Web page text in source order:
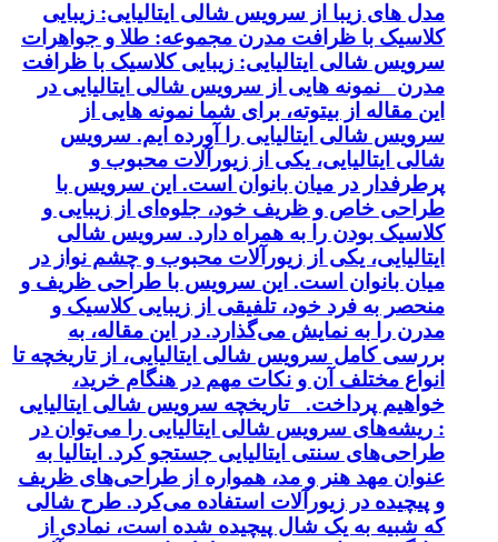
مدل های زیبا از سرویس شالی ایتالیایی: زیبایی
کلاسیک با ظرافت مدرن مجموعه: طلا و جواهرات
سرویس شالی ایتالیایی: زیبایی کلاسیک با ظرافت
مدرن نمونه هایی از سرویس شالی ایتالیایی در
این مقاله از بیتوته، برای شما نمونه هایی از
سرویس شالی ایتالیایی را آورده ایم. سرویس
شالی ایتالیایی، یکی از زیورآلات محبوب و
پرطرفدار در میان بانوان است. این سرویس با
طراحی خاص و ظریف خود، جلوه‌ای از زیبایی و
کلاسیک بودن را به همراه دارد. سرویس شالی
ایتالیایی، یکی از زیورآلات محبوب و چشم نواز در
میان بانوان است. این سرویس با طراحی ظریف و
منحصر به فرد خود، تلفیقی از زیبایی کلاسیک و
مدرن را به نمایش می‌گذارد. در این مقاله، به
بررسی کامل سرویس شالی ایتالیایی، از تاریخچه تا
انواع مختلف آن و نکات مهم در هنگام خرید،
خواهیم پرداخت. تاریخچه سرویس شالی ایتالیایی
: ریشه‌های سرویس شالی ایتالیایی را می‌توان در
طراحی‌های سنتی ایتالیایی جستجو کرد. ایتالیا به
عنوان مهد هنر و مد، همواره از طراحی‌های ظریف
و پیچیده در زیورآلات استفاده می‌کرد. طرح شالی
که شبیه به یک شال پیچیده شده است، نمادی از